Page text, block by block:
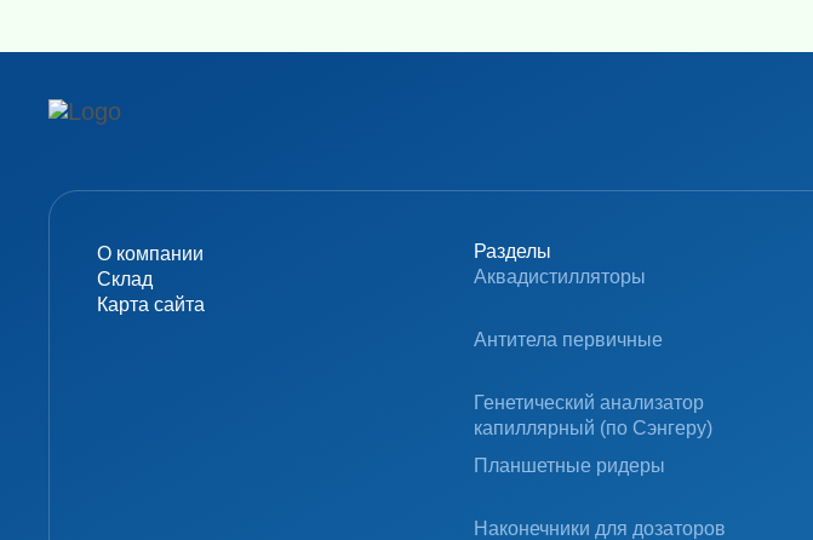
О компании
Склад
Карта сайта
Разделы
Аквадистилляторы
Антитела первичные
Генетический анализатор
капиллярный (по Сэнгеру)
Планшетные ридеры
Наконечники для дозаторов